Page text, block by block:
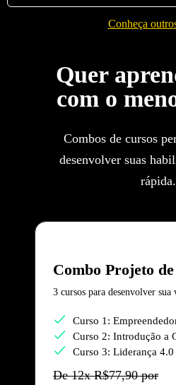
Conheça
Quer
com o
Combos de cursos
desenvolver suas
rápida.
Combo Projeto de
3 cursos para desenvolver sua
Curso 1:
Curso 2: Introdução a
Curso 3: Liderança 4.0
De 12x R$77,90 por